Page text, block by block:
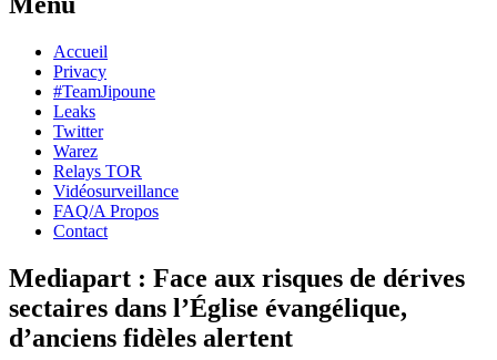
Skip
content
Accueil
Privacy
#TeamJipoune
Leaks
Twitter
Warez
Relays TOR
Vidéosurveillance
FAQ/A Propos
Contact
Mediapart : Face aux risques de dérives
sectaires dans l’Église évangélique,
d’anciens fidèles alertent